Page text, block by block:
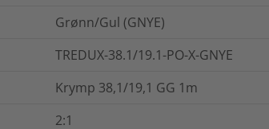
Grønn/Gul (GNYE)
TREDUX-38.1/19.1-PO-X-GNYE
Krymp 38,1/19,1 GG 1m
2:1